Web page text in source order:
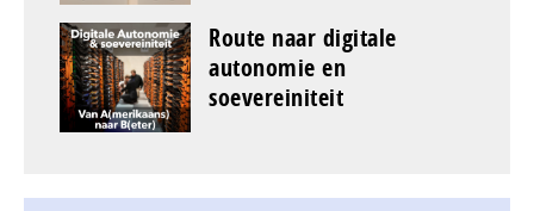
Route naar digitale
autonomie en
soevereiniteit